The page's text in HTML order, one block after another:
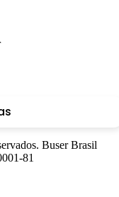
Buser Brasil
81